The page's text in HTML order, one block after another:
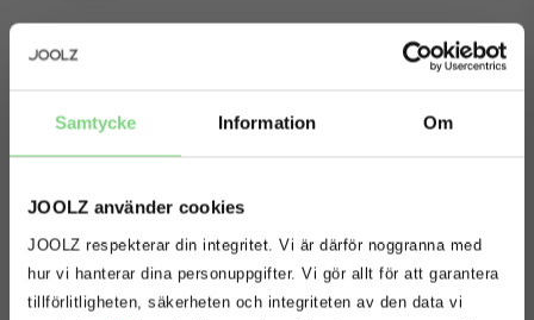
Samtycke Information Om
JOOLZ använder cookies
JOOLZ respekterar din integritet. Vi är därför noggranna med
hur vi hanterar dina personuppgifter. Vi gör allt för att garantera
tillförlitligheten, säkerheten och integriteten av den data vi
Oops! Det ser ut som att du är på
fel webbplats. Vill du att vi ska